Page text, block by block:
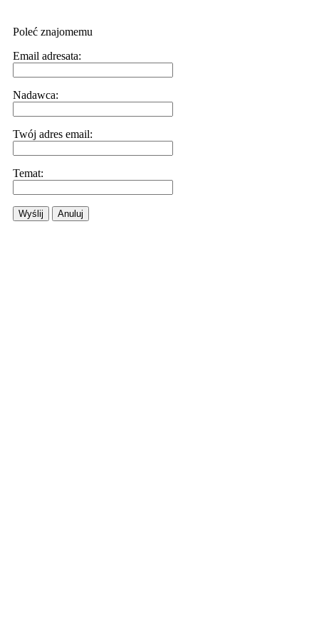
Poleć znajomemu
Email adresata:
Nadawca:
Twój adres email:
Temat:
Wyślij Anuluj